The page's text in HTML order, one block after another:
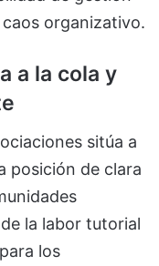
organizativo.
a la cola y
sitúa a
posición de clara
la labor tutorial
los